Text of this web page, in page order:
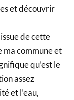
et découvrir
de cette
ma commune et
qu’est le
assez
et l’eau,